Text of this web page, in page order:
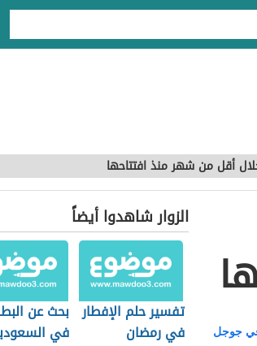
أقل من شهر منذ افتتاحها
جوجل
الزوار شاهدوا أيضاً
تفسير حلم الإفطار
في رمضان
بحث عن
في